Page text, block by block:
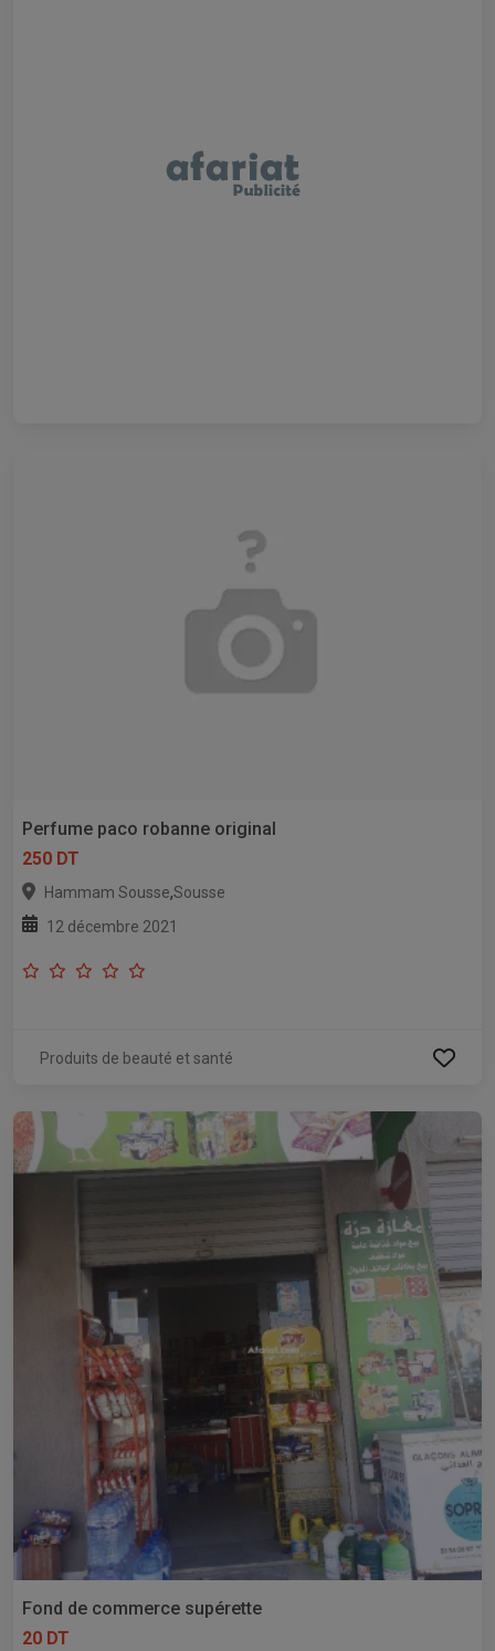
Perfume paco robanne original
250 DT
Hammam Sousse,Sousse
12 décembre 2021
Produits de beauté et santé
Fond de commerce supérette
20 DT